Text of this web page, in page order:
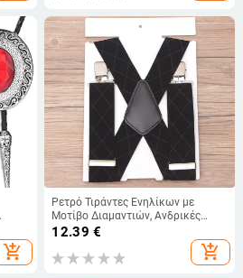
add_shopping_cart
Ρετρό Τιράντες Ενηλίκων με
Μοτίβο Διαμαντιών, Ανδρικές
Τιράντες με Κλιπ, Παντελόνια
Τιράντες, Τιράντες, Τιράντες
Παντελονιού
12.39 €
add_shopping_cart